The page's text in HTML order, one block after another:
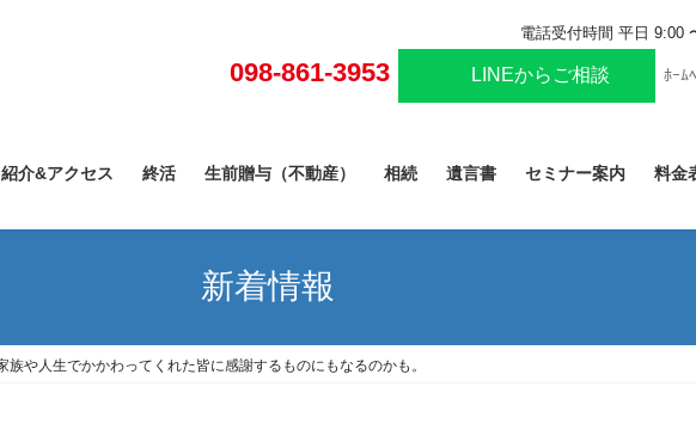
電話受付時間 平日 9:00
098-861-3953 LINEからご相談
介&アクセス 終活 生前贈与（不動産） 相続 遺言書 セミナー案内 料金
新着情報
や人生でかかわってくれた皆に感謝するものにもなるのかも。